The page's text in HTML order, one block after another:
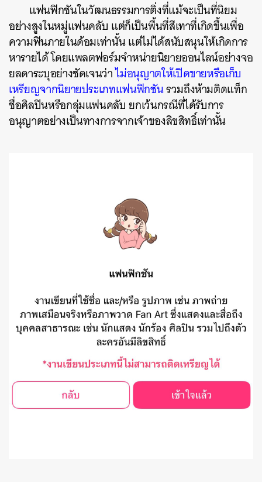
แฟนฟิกชันในวัฒนธรรมการติ่งที่แม้จะเป็นที่นิยม
อย่างสูงในหมู่แฟนคลับ แต่ก็เป็นพื้นที่สีเทาที่เกิดขึ้นเพื่อ
ความฟินภายในด้อมเท่านั้น แต่ไม่ได้สนับสนุนให้เกิดการ
หารายได้ โดยแพลตฟอร์มจำหน่ายนิยายออนไลน์อย่างจอ
ยลดาระบุอย่างชัดเจนว่าไม่อนุญาตให้เปิดขายหรือเก็บ
เหรียญจากนิยายประเภทแฟนฟิกชันรวมถึงห้ามติดแท็ก
ชื่อศิลปินหรือกลุ่มแฟนคลับ ยกเว้นกรณีที่ได้รับการ
อนุญาตอย่างเป็นทางการจากเจ้าของลิขสิทธิ์เท่านั้น